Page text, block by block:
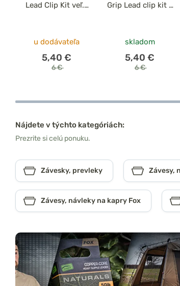
Lead Clip Kit veľ.7
u dodávateľa
5,40 €
6 €
Grip Lead clip kit x
skladom
5,40 €
6 €
Nájdete v týchto kategóriách:
Prezrite si celú ponuku.
Závesky, prevleky Závesy,
Závesy, návleky na kapry Fox